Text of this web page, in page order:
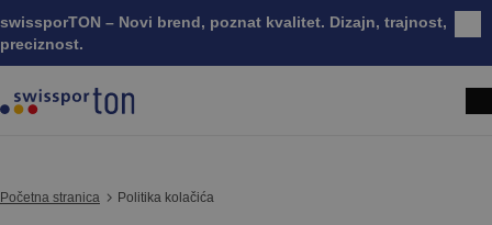
swissporTON – Novi brend, poznat kvalitet. Dizajn, trajnost,
preciznost.
Početna stranica Politika kolačića